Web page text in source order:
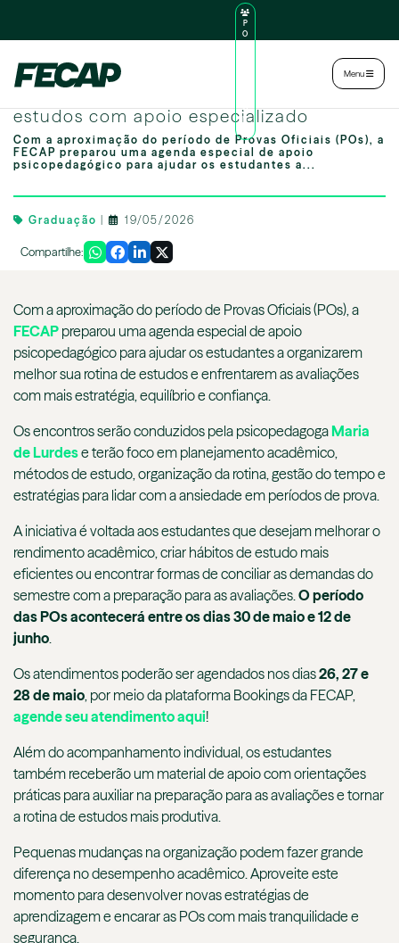
P
O
U
N
Menu
Prepare-se para as POs! Organize seus
estudos com apoio especializado
Com a aproximação do período de Provas Oficiais (POs), a
FECAP preparou uma agenda especial de apoio
psicopedagógico para ajudar os estudantes a...
Graduação 19/05/2026
Compartilhe:
Com a aproximação do período de Provas Oficiais (POs), a
FECAP preparou uma agenda especial de apoio
psicopedagógico para ajudar os estudantes a organizarem
melhor sua rotina de estudos e enfrentarem as avaliações
com mais estratégia, equilíbrio e confiança.
Os encontros serão conduzidos pela psicopedagogaMaria
de Lurdese terão foco em planejamento acadêmico,
métodos de estudo, organização da rotina, gestão do tempo e
estratégias para lidar com a ansiedade em períodos de prova.
A iniciativa é voltada aos estudantes que desejam melhorar o
rendimento acadêmico, criar hábitos de estudo mais
eficientes ou encontrar formas de conciliar as demandas do
semestre com a preparação para as avaliações.O período
das POs acontecerá entre os dias 30 de maio e 12 de
junho.
Os atendimentos poderão ser agendados nos dias26, 27 e
28 de maio, por meio da plataforma Bookings da FECAP,
agende seu atendimento aqui!
Além do acompanhamento individual, os estudantes
também receberão um material de apoio com orientações
práticas para auxiliar na preparação para as avaliações e tornar
a rotina de estudos mais produtiva.
Pequenas mudanças na organização podem fazer grande
diferença no desempenho acadêmico. Aproveite este
momento para desenvolver novas estratégias de
aprendizagem e encarar as POs com mais tranquilidade e
segurança.